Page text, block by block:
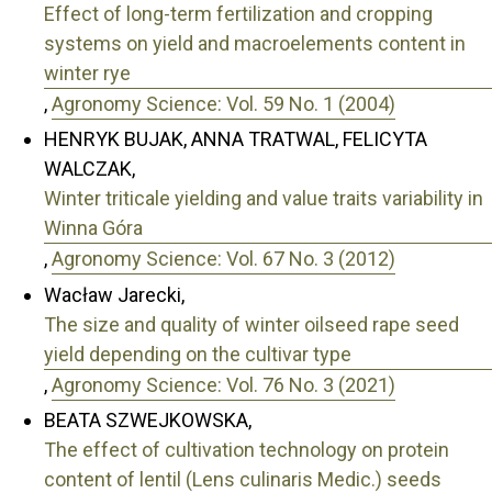
Effect of long-term fertilization and cropping
systems on yield and macroelements content in
winter rye
,Agronomy Science: Vol. 59 No. 1 (2004)
HENRYK BUJAK, ANNA TRATWAL, FELICYTA
WALCZAK,
Winter triticale yielding and value traits variability in
Winna Góra
,Agronomy Science: Vol. 67 No. 3 (2012)
Wacław Jarecki,
The size and quality of winter oilseed rape seed
yield depending on the cultivar type
,Agronomy Science: Vol. 76 No. 3 (2021)
BEATA SZWEJKOWSKA,
The effect of cultivation technology on protein
content of lentil (Lens culinaris Medic.) seeds